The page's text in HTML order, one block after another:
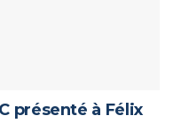
présenté à Félix